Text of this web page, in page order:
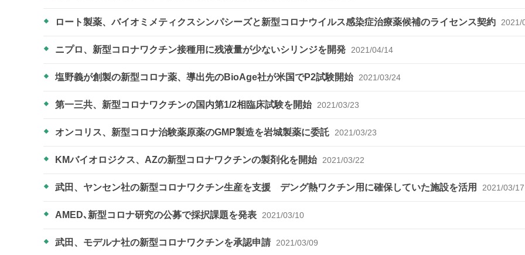
ロート製薬、バイオミメティクスシンパシーズと新型コロナウイルス感染症治療薬候補のライセンス契約 2021/
ニプロ、新型コロナワクチン接種用に残液量が少ないシリンジを開発 2021/04/14
塩野義が創製の新型コロナ薬、導出先のBioAge社が米国でP2試験開始 2021/03/24
第一三共、新型コロナワクチンの国内第1/2相臨床試験を開始 2021/03/23
オンコリス、新型コロナ治験薬原薬のGMP製造を岩城製薬に委託 2021/03/23
KMバイオロジクス、AZの新型コロナワクチンの製剤化を開始 2021/03/22
武田、ヤンセン社の新型コロナワクチン生産を支援 デング熱ワクチン用に確保していた施設を活用 2021/03/17
AMED､新型コロナ研究の公募で採択課題を発表 2021/03/10
武田、モデルナ社の新型コロナワクチンを承認申請 2021/03/09